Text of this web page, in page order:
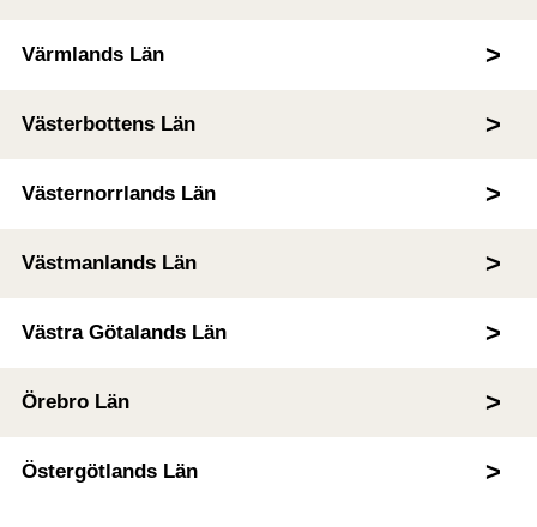
Värmlands Län
Västerbottens Län
Västernorrlands Län
Västmanlands Län
Västra Götalands Län
Örebro Län
Östergötlands Län